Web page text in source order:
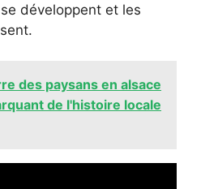
développent et les
des paysans en alsace
de l'histoire locale